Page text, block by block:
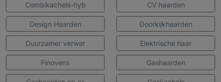
Combikachels-hyb CV haarden
Design Haarden Doorkijkhaarden
Duurzamer verwar Elektrische haar
Finovens Gashaarden